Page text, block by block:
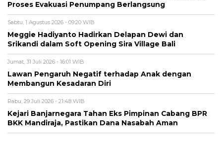
Proses Evakuasi Penumpang Berlangsung
Sabtu, 1 Agustus 2026 - 09:20 WIB
Meggie Hadiyanto Hadirkan Delapan Dewi dan
Srikandi dalam Soft Opening Sira Village Bali
Jumat, 31 Juli 2026 - 16:01 WIB
Lawan Pengaruh Negatif terhadap Anak dengan
Membangun Kesadaran Diri
Rabu, 29 Juli 2026 - 21:48 WIB
Kejari Banjarnegara Tahan Eks Pimpinan Cabang BPR
BKK Mandiraja, Pastikan Dana Nasabah Aman